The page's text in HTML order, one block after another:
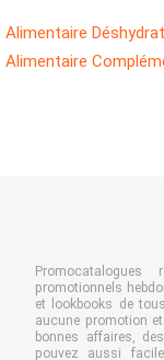
Alimentaire
Alimentaire
promotionnels
et lookbooks de
aucune promotion
bonnes affaires,
pouvez aussi